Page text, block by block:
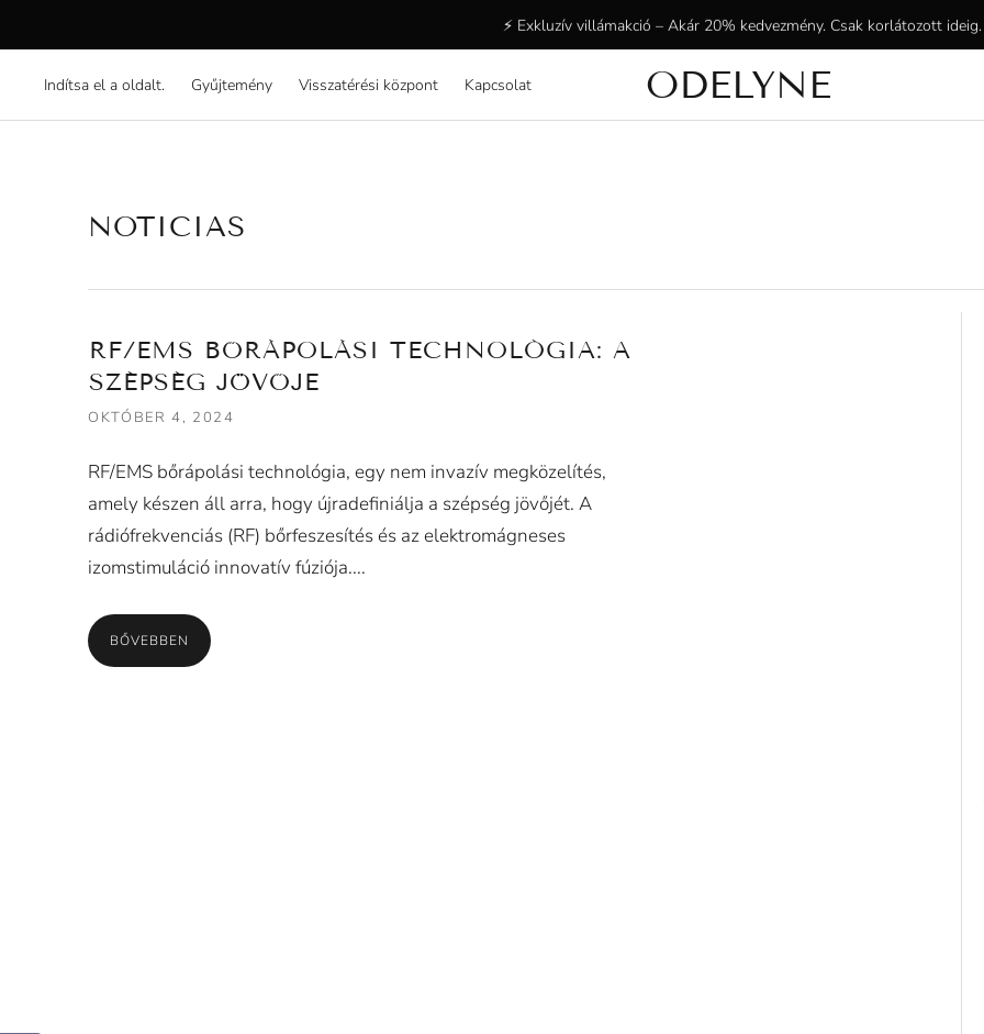
✨ +15 000 elégedett ügyfél! Köszönjük, hogy velünk vagytok!
⚡ Exkluzív villámakció – Akár 20% kedvezmény. Csak korlátozott ideig.
Indítsa el a oldalt. Gyűjtemény Visszatérési központ Kapcsolat ODELYNE
NOTICIAS
RF/EMS BŐRÁPOLÁSI TECHNOLÓGIA: A
SZÉPSÉG JÖVŐJE
OKTÓBER 4, 2024
RF/EMS bőrápolási technológia, egy nem invazív megközelítés,
amely készen áll arra, hogy újradefiniálja a szépség jövőjét. A
rádiófrekvenciás (RF) bőrfeszesítés és az elektromágneses
izomstimuláció innovatív fúziója....
BŐVEBBEN